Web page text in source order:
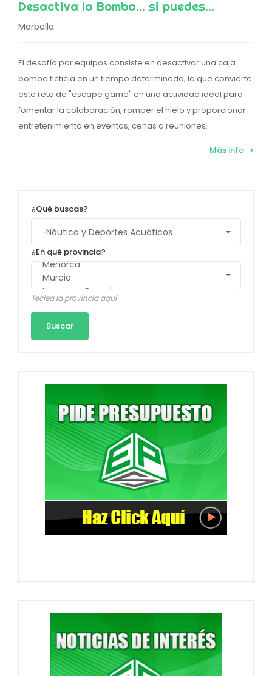
Desactiva la Bomba... si puedes...
Marbella
El desafío por equipos consiste en desactivar una caja
bomba ficticia en un tiempo determinado, lo que convierte
este reto de "escape game" en una actividad ideal para
fomentar la colaboración, romper el hielo y proporcionar
entretenimiento en eventos, cenas o reuniones.
Más info
¿Qué buscas?
¿En qué provincia?
Teclea la provincia aquí